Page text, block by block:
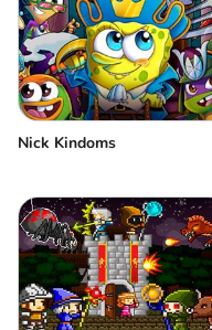
Nick Kindoms